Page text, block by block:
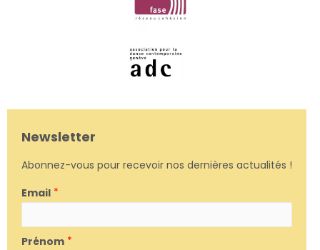
Newsletter
Abonnez-vous pour recevoir nos dernières actualités !
Email *
Prénom *